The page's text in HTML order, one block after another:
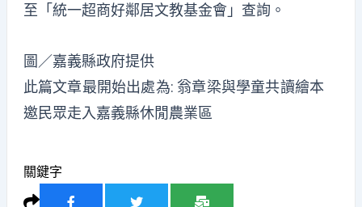
至「統一超商好鄰居文教基金會」查詢。
圖／嘉義縣政府提供
此篇文章最開始出處為: 翁章梁與學童共讀繪本
邀民眾走入嘉義縣休閒農業區
關鍵字